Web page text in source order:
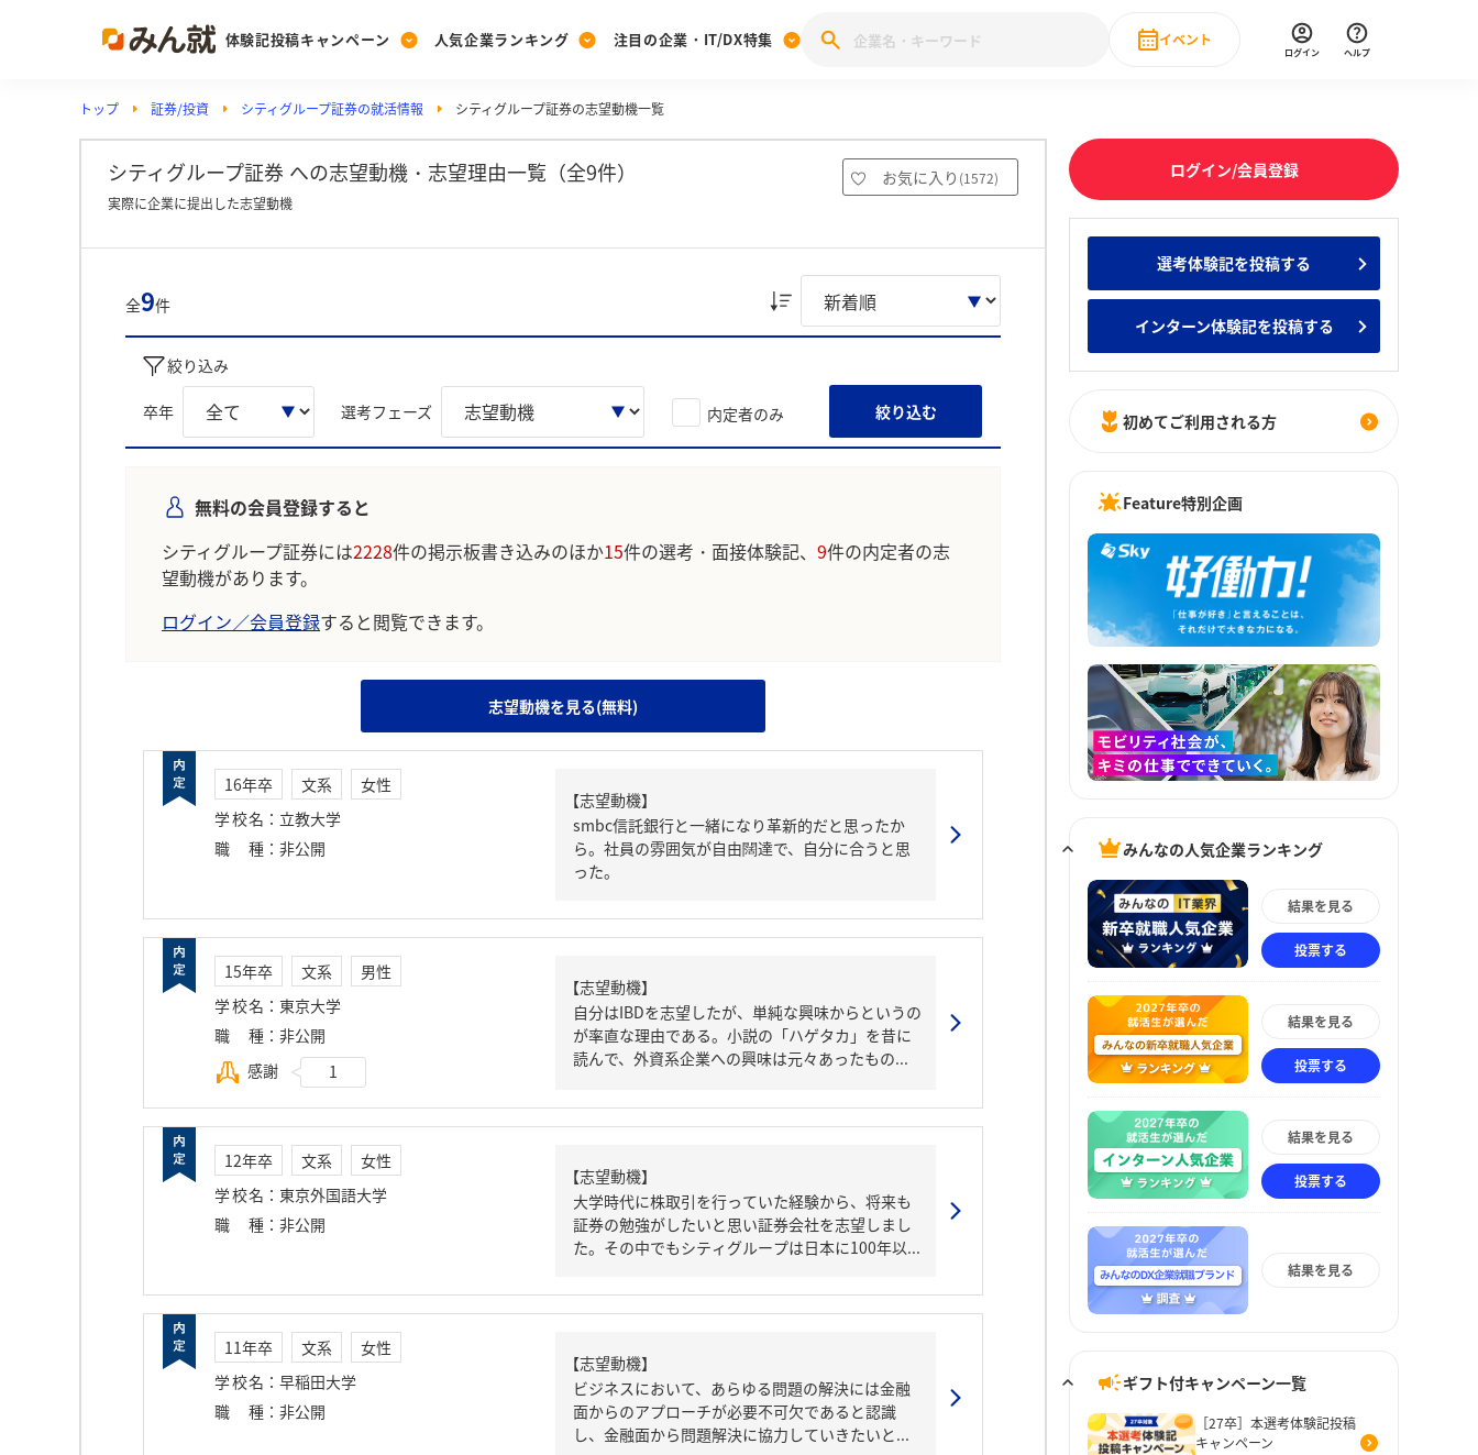
体験記投稿キャンペーン
Post
投稿する
[27卒] 本選考体験記投稿キャンペーン
人気企業ランキング
Ranking
ランキングを見る
みんなのDX企業就職ブランド調査
Vote みんなの新卒就職人気企業ランキング みんなのインターン人気企業ランキ
注目の企業・IT/DX特集
PickUp
注目の企業特集
28卒 IT・DX現場社員インタビュー
イベント
直近のイベント一覧
ログイン ヘルプ
トップ 証券/投資 シティグループ証券の就活情報 シティグループ証券の志望動機一覧
シティグループ証券 への志望動機・志望理由一覧（全9件） お気に入り (1572)
実際に企業に提出した志望動機
全9件
絞り込み
卒年 選考フェーズ 内定者のみ 絞り込む
無料の会員登録すると
シティグループ証券には2228件の掲示板書き込みのほか15件の選考・面接体験記、 9件の内定者の志
望動機があります。
ログイン／会員登録すると閲覧できます。
志望動機を見る(無料)
16年卒 文系
女性
学校名 ： 立教大学
職種 ： 非公開
【志望動機】
smbc信託銀行と一緒になり革新的だと思ったか
ら。社員の雰囲気が自由闊達で、自分に合うと思
った。
15年卒 文系
男性
学校名 ： 東京大学
職種 ： 非公開
感謝
1
【志望動機】
自分はIBDを志望したが、単純な興味からというの
が率直な理由である。小説の「ハゲタカ」を昔に
読んで、外資系企業への興味は元々あったもの...
12年卒 文系
女性
学校名 ： 東京外国語大学
職種 ： 非公開
【志望動機】
大学時代に株取引を行っていた経験から、将来も
証券の勉強がしたいと思い証券会社を志望しまし
た。その中でもシティグループは日本に100年以...
11年卒 文系
女性
学校名 ： 早稲田大学
職種 ： 非公開
【志望動機】
ビジネスにおいて、あらゆる問題の解決には金融
面からのアプローチが必要不可欠であると認識
し、金融面から問題解決に協力していきたいと...
ログイン/会員登録
選考体験記を投稿する
インターン体験記を投稿する
初めてご利用される方
Feature特別企画
みんなの人気企業ランキング
結果を見る
投票する
結果を見る
投票する
結果を見る
投票する
結果を見る
ギフト付キャンペーン一覧
［27卒］本選考体験記投稿
キャンペーン